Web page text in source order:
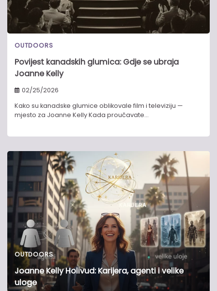
OUTDOORS
Povijest kanadskih glumica: Gdje se ubraja
Joanne Kelly
02/25/2026
Kako su kanadske glumice oblikovale film i televiziju —
mjesto za Joanne Kelly Kada proučavate…
OUTDOORS
Joanne Kelly Holivud: Karijera, agenti i velike
uloge